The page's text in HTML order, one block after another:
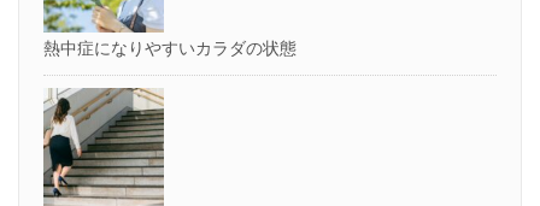
熱中症になりやすいカラダの状態